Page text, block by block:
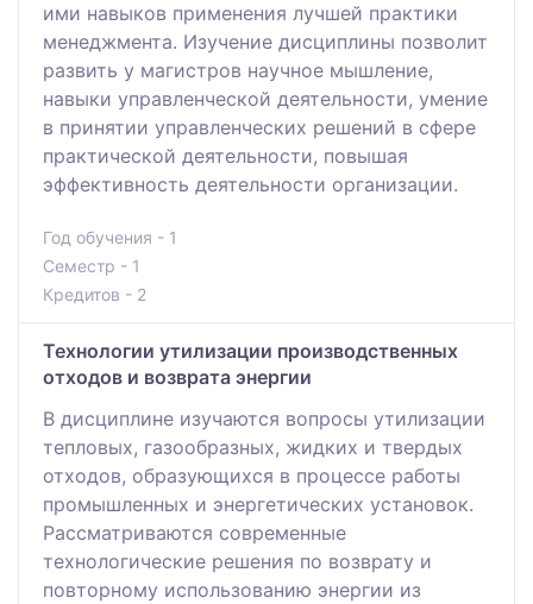
ими навыков применения лучшей практики
менеджмента. Изучение дисциплины позволит
развить у магистров научное мышление,
навыки управленческой деятельности, умение
в принятии управленческих решений в сфере
практической деятельности, повышая
эффективность деятельности организации.
Год обучения - 1
Семестр - 1
Кредитов - 2
Технологии утилизации производственных
отходов и возврата энергии
В дисциплине изучаются вопросы утилизации
тепловых, газообразных, жидких и твердых
отходов, образующихся в процессе работы
промышленных и энергетических установок.
Рассматриваются современные
технологические решения по возврату и
повторному использованию энергии из